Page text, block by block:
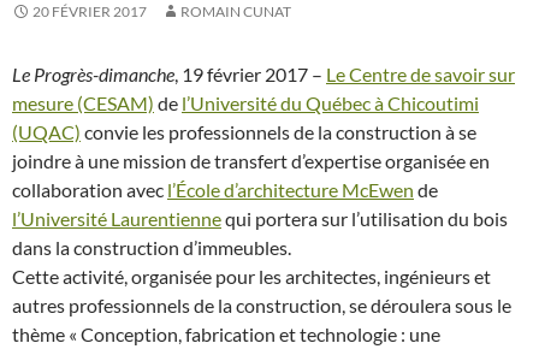
20 FÉVRIER 2017 ROMAIN CUNAT
Le Progrès-dimanche , 19 février 2017 – Le Centre de savoir sur
mesure (CESAM) de l’Université du Québec à Chicoutimi
(UQAC) convie les professionnels de la construction à se
joindre à une mission de transfert d’expertise organisée en
collaboration avec l’École d’architecture McEwen de
l’Université Laurentiennequi portera sur l’utilisation du bois
dans la construction d’immeubles.
Cette activité, organisée pour les architectes, ingénieurs et
autres professionnels de la construction, se déroulera sous le
thème « Conception, fabrication et technologie : une